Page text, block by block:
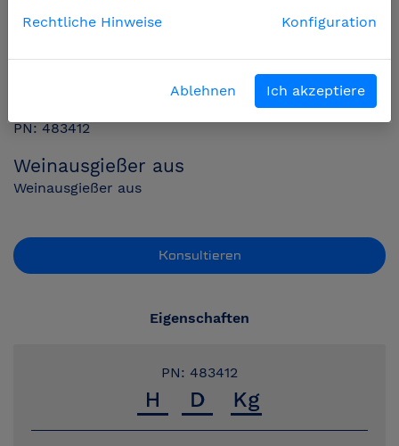
PN: 483412
Weinausgießer aus
Weinausgießer aus
Konsultieren
Eigenschaften
PN: 483412
Rechtliche Hinweise
Konfiguration
Ablehnen Ich akzeptiere